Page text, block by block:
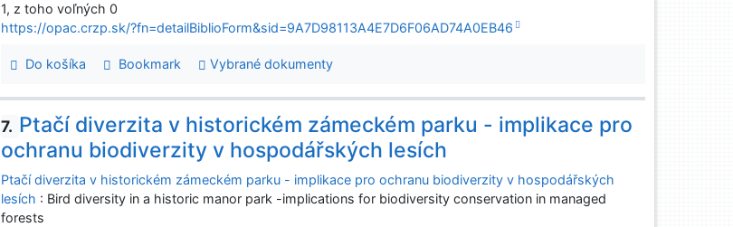
1, z toho voľných 0
https://opac.crzp.sk/?fn=detailBiblioForm&sid=9A7D98113A4E7D6F06AD74A0EB46
Do košíka Bookmark Vybrané dokumenty
7. Ptačí diverzita v historickém zámeckém parku - implikace pro
ochranu biodiverzity v hospodářských lesích
Ptačí diverzita v historickém zámeckém parku - implikace pro ochranu biodiverzity v hospodářských
lesích : Bird diversity in a historic manor park -implications for biodiversity conservation in managed
forests